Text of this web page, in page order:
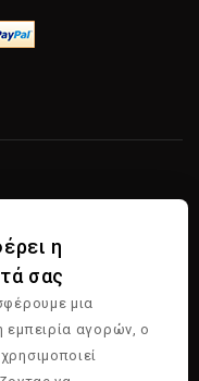
70014
η
σας
μια
εμπειρία αγορών, ο